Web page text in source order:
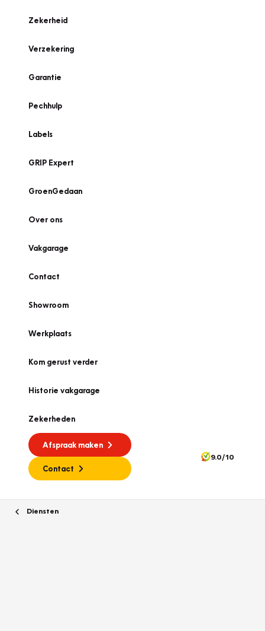
Zekerheid
Verzekering
Garantie
Pechhulp
Labels
GRIP Expert
GroenGedaan
Over ons
Vakgarage
Contact
Showroom
Werkplaats
Kom gerust verder
Historie vakgarage
Zekerheden
Afspraak maken
Contact
9.0/10
Diensten